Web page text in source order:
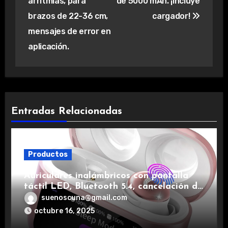
brazos de 22-36 cm,
mensajes de error en
aplicación.
cargador!
Entradas Relacionadas
Productos
Auriculares inalámbricos con pantalla
táctil LED, Bluetooth 5.4, cancelación de
ruido, impermeables y de larga duración.
suenoscuna@gmail.com
octubre 16, 2025